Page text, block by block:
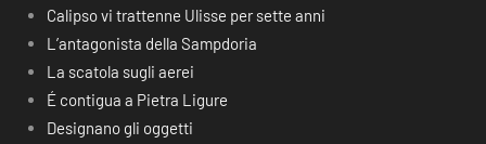
Calipso vi trattenne Ulisse per sette anni
L’antagonista della Sampdoria
La scatola sugli aerei
É contigua a Pietra Ligure
Designano gli oggetti